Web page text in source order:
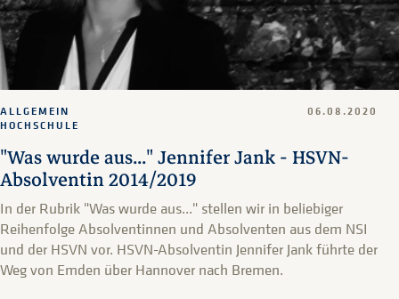
"Was wurde aus..." Jennifer Jank - HSVN-
Absolventin 2014/2019
ALLGEMEIN
HOCHSCHULE
06.08.2020
In der Rubrik "Was wurde aus..." stellen wir in beliebiger
Reihenfolge Absolventinnen und Absolventen aus dem NSI
und der HSVN vor. HSVN-Absolventin Jennifer Jank führte der
Weg von Emden über Hannover nach Bremen.